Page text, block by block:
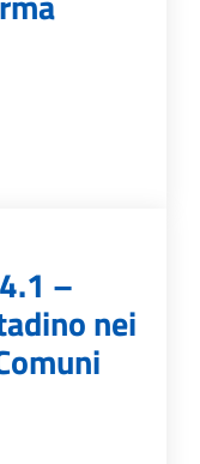
–
nei